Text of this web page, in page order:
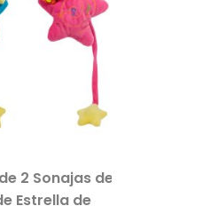
2 Sonajas de
Estrella de